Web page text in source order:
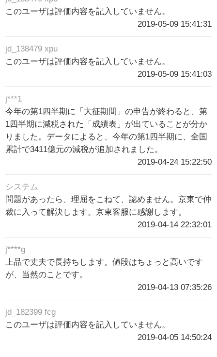
このユーザは評価内容を記入していません。
2019-05-09 15:41:31
jd_138479 xpu
このユーザは評価内容を記入していません。
2019-05-09 15:41:03
j***1
今年の第1四半期に「大征期間」の申告が終わると、第
1四半期に減税された「成績表」が出ていることが分か
りました。データによると、今年の第1四半期に、全国
累計で3411億元の減税が追加されました。
2019-04-24 15:22:50
システム
問題があったら、理屈をこねて、認めません。京東で仲
裁に入って解決します。京東客服に感謝します。
2019-04-14 22:32:01
j****g
上品で丈夫で長持ちします。値段はちょっと高いです
が、当然のことです。
2019-04-13 07:35:26
jd_182399 fcg
このユーザは評価内容を記入していません。
2019-04-05 14:50:24